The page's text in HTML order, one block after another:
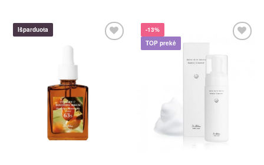
Išparduota
-13%
TOP prekė